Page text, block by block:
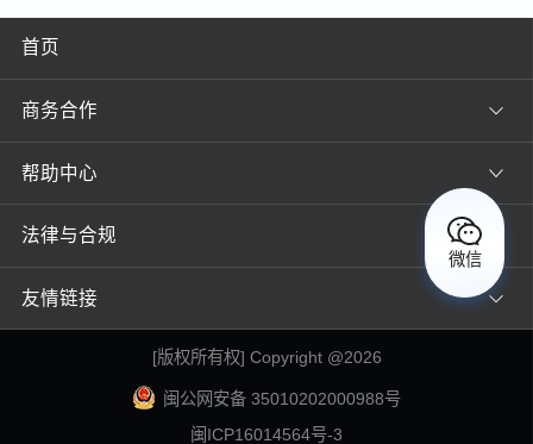
微信
首页
商务合作
帮助中心
法律与合规
友情链接
[版权所有权] Copyright @2026
闽公网安备 35010202000988号
闽ICP16014564号-3